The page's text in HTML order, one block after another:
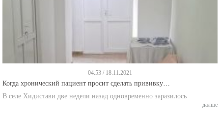
04:53 / 18.11.2021
Когда хронический пациент просит сделать прививку…
В селе Хидистави две недели назад одновременно заразилось